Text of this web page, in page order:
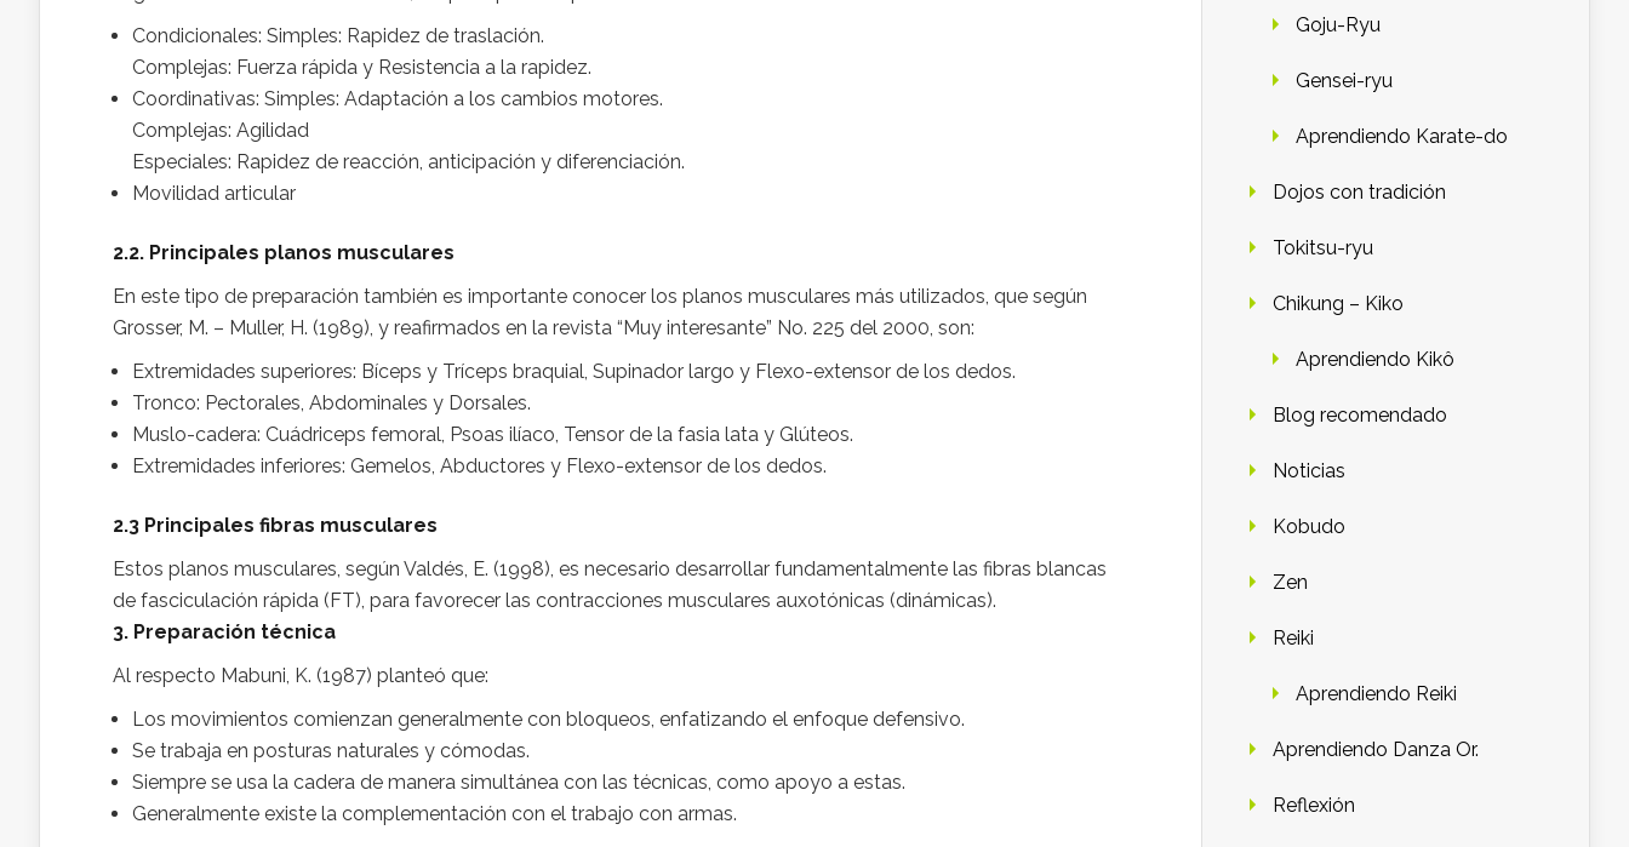
Condicionales: Simples: Rapidez de traslación.
Complejas: Fuerza rápida y Resistencia a la rapidez.
Coordinativas: Simples: Adaptación a los cambios motores.
Complejas: Agilidad
Especiales: Rapidez de reacción, anticipación y diferenciación.
Movilidad articular
2.2. Principales planos musculares
En este tipo de preparación también es importante conocer los planos musculares más utilizados, que según
Grosser, M. – Muller, H. (1989), y reafirmados en la revista “Muy interesante” No. 225 del 2000, son:
Extremidades superiores: Bíceps y Tríceps braquial, Supinador largo y Flexo-extensor de los dedos.
Tronco: Pectorales, Abdominales y Dorsales.
Muslo-cadera: Cuádriceps femoral, Psoas ilíaco, Tensor de la fasia lata y Glúteos.
Extremidades inferiores: Gemelos, Abductores y Flexo-extensor de los dedos.
2.3 Principales fibras musculares
Estos planos musculares, según Valdés, E. (1998), es necesario desarrollar fundamentalmente las fibras blancas
de fasciculación rápida (FT), para favorecer las contracciones musculares auxotónicas (dinámicas).
3. Preparación técnica
Al respecto Mabuni, K. (1987) planteó que:
Los movimientos comienzan generalmente con bloqueos, enfatizando el enfoque defensivo.
Se trabaja en posturas naturales y cómodas.
Siempre se usa la cadera de manera simultánea con las técnicas, como apoyo a estas.
Generalmente existe la complementación con el trabajo con armas.
Goju-Ryu
Gensei-ryu
Aprendiendo Karate-do
Dojos con tradición
Tokitsu-ryu
Chikung – Kiko
Aprendiendo Kikô
Blog recomendado
Noticias
Kobudo
Zen
Reiki
Aprendiendo Reiki
Aprendiendo Danza Or.
Reflexión